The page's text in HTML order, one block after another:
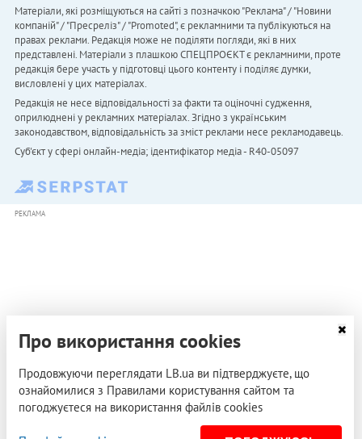
Матеріали, які розміщуються на сайті з позначкою "Реклама" / "Новини
компаній" / "Пресреліз" / "Promoted", є рекламними та публікуються на
правах реклами. Редакція може не поділяти погляди, які в них
представлені. Матеріали з плашкою СПЕЦПРОЄКТ є рекламними, проте
редакція бере участь у підготовці цього контенту і поділяє думки,
висловлені у цих матеріалах.
Редакція не несе відповідальності за факти та оціночні судження,
оприлюднені у рекламних матеріалах. Згідно з українським
законодавством, відповідальність за зміст реклами несе рекламодавець.
Cуб'єкт у сфері онлайн-медіа; ідентифікатор медіа - R40-05097
РЕКЛАМА
Про використання cookies
Продовжуючи переглядати LB.ua ви підтверджуєте, що
ознайомилися з Правилами користування сайтом та
погоджуєтеся на використання файлів cookies